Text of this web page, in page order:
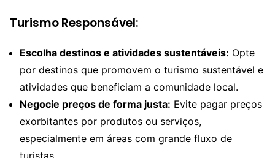
Turismo Responsável:
Escolha destinos e atividades sustentáveis: Opte
por destinos que promovem o turismo sustentável e
atividades que beneficiam a comunidade local.
Negocie preços de forma justa: Evite pagar preços
exorbitantes por produtos ou serviços,
especialmente em áreas com grande fluxo de